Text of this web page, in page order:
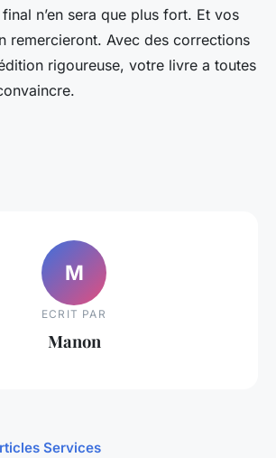
n’en sera que plus fort. Et vos
remercieront. Avec des corrections
rigoureuse, votre livre a toutes
M
ECRIT PAR
Manon
Services